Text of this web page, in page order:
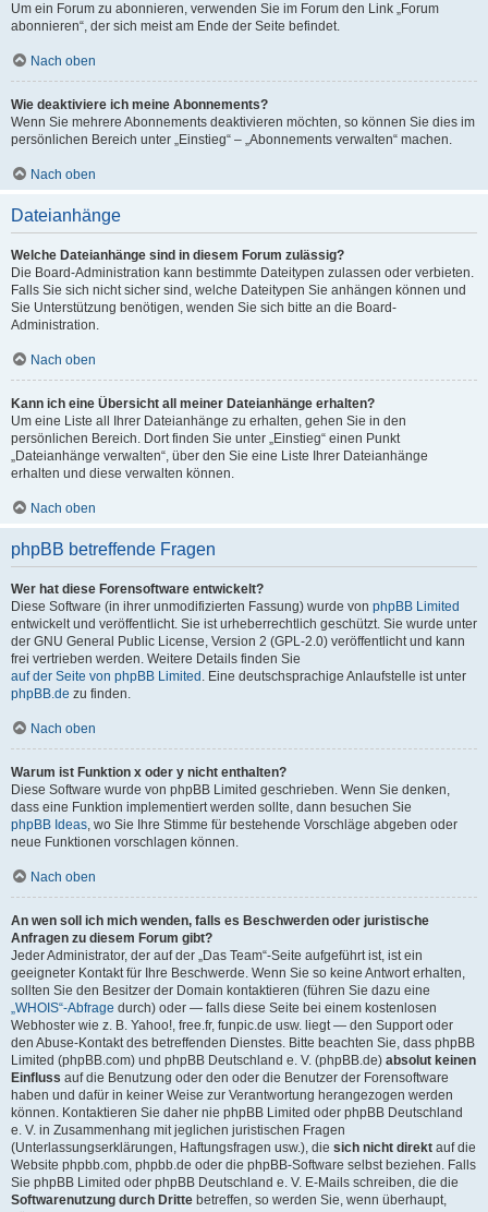
Um ein Forum zu abonnieren, verwenden Sie im Forum den Link „Forum
abonnieren“, der sich meist am Ende der Seite befindet.
Nach oben
Wie deaktiviere ich meine Abonnements?
Wenn Sie mehrere Abonnements deaktivieren möchten, so können Sie dies im
persönlichen Bereich unter „Einstieg“ – „Abonnements verwalten“ machen.
Nach oben
Dateianhänge
Welche Dateianhänge sind in diesem Forum zulässig?
Die Board-Administration kann bestimmte Dateitypen zulassen oder verbieten.
Falls Sie sich nicht sicher sind, welche Dateitypen Sie anhängen können und
Sie Unterstützung benötigen, wenden Sie sich bitte an die Board-
Administration.
Nach oben
Kann ich eine Übersicht all meiner Dateianhänge erhalten?
Um eine Liste all Ihrer Dateianhänge zu erhalten, gehen Sie in den
persönlichen Bereich. Dort finden Sie unter „Einstieg“ einen Punkt
„Dateianhänge verwalten“, über den Sie eine Liste Ihrer Dateianhänge
erhalten und diese verwalten können.
Nach oben
phpBB betreffende Fragen
Wer hat diese Forensoftware entwickelt?
Diese Software (in ihrer unmodifizierten Fassung) wurde von phpBB Limited
entwickelt und veröffentlicht. Sie ist urheberrechtlich geschützt. Sie wurde unter
der GNU General Public License, Version 2 (GPL-2.0) veröffentlicht und kann
frei vertrieben werden. Weitere Details finden Sie
auf der Seite von phpBB Limited . Eine deutschsprachige Anlaufstelle ist unter
phpBB.de zu finden.
Nach oben
Warum ist Funktion x oder y nicht enthalten?
Diese Software wurde von phpBB Limited geschrieben. Wenn Sie denken,
dass eine Funktion implementiert werden sollte, dann besuchen Sie
phpBB Ideas, wo Sie Ihre Stimme für bestehende Vorschläge abgeben oder
neue Funktionen vorschlagen können.
Nach oben
An wen soll ich mich wenden, falls es Beschwerden oder juristische
Anfragen zu diesem Forum gibt?
Jeder Administrator, der auf der „Das Team“-Seite aufgeführt ist, ist ein
geeigneter Kontakt für Ihre Beschwerde. Wenn Sie so keine Antwort erhalten,
sollten Sie den Besitzer der Domain kontaktieren (führen Sie dazu eine
„WHOIS“-Abfrage durch) oder — falls diese Seite bei einem kostenlosen
Webhoster wie z. B. Yahoo!, free.fr, funpic.de usw. liegt — den Support oder
den Abuse-Kontakt des betreffenden Dienstes. Bitte beachten Sie, dass phpBB
Limited (phpBB.com) und phpBB Deutschland e. V. (phpBB.de) absolut keinen
Einfluss auf die Benutzung oder den oder die Benutzer der Forensoftware
haben und dafür in keiner Weise zur Verantwortung herangezogen werden
können. Kontaktieren Sie daher nie phpBB Limited oder phpBB Deutschland
e. V. in Zusammenhang mit jeglichen juristischen Fragen
(Unterlassungserklärungen, Haftungsfragen usw.), die sich nicht direkt auf die
Website phpbb.com, phpbb.de oder die phpBB-Software selbst beziehen. Falls
Sie phpBB Limited oder phpBB Deutschland e. V. E-Mails schreiben, die die
Softwarenutzung durch Dritte betreffen, so werden Sie, wenn überhaupt,